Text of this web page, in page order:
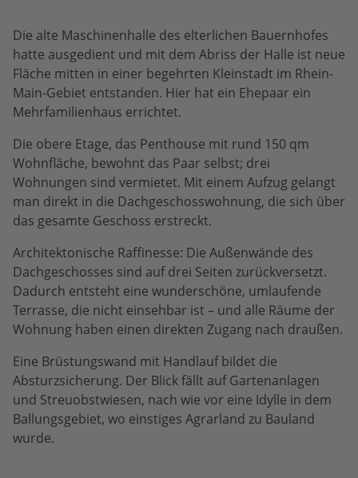
Die alte Maschinenhalle des elterlichen Bauernhofes
hatte ausgedient und mit dem Abriss der Halle ist neue
Fläche mitten in einer begehrten Kleinstadt im Rhein-
Main-Gebiet entstanden. Hier hat ein Ehepaar ein
Mehrfamilienhaus errichtet.
Die obere Etage, das Penthouse mit rund 150 qm
Wohnfläche, bewohnt das Paar selbst; drei
Wohnungen sind vermietet. Mit einem Aufzug gelangt
man direkt in die Dachgeschosswohnung, die sich über
das gesamte Geschoss erstreckt.
Architektonische Raffinesse: Die Außenwände des
Dachgeschosses sind auf drei Seiten zurückversetzt.
Dadurch entsteht eine wunderschöne, umlaufende
Terrasse, die nicht einsehbar ist – und alle Räume der
Wohnung haben einen direkten Zugang nach draußen.
Eine Brüstungswand mit Handlauf bildet die
Absturzsicherung. Der Blick fällt auf Gartenanlagen
und Streuobstwiesen, nach wie vor eine Idylle in dem
Ballungsgebiet, wo einstiges Agrarland zu Bauland
wurde.